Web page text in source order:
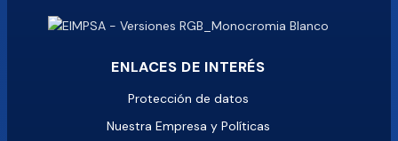
ENLACES DE INTERÉS
Protección de datos
Nuestra Empresa y Políticas